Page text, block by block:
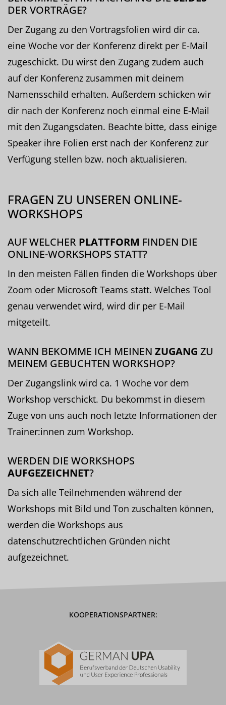
DER VORTRÄGE?
Der Zugang zu den Vortragsfolien wird dir ca.
eine Woche vor der Konferenz direkt per E-Mail
zugeschickt. Du wirst den Zugang zudem auch
auf der Konferenz zusammen mit deinem
Namensschild erhalten. Außerdem schicken wir
dir nach der Konferenz noch einmal eine E-Mail
mit den Zugangsdaten. Beachte bitte, dass einige
Speaker ihre Folien erst nach der Konferenz zur
Verfügung stellen bzw. noch aktualisieren.
FRAGEN ZU UNSEREN ONLINE-
WORKSHOPS
AUF WELCHER PLATTFORM FINDEN DIE
ONLINE-WORKSHOPS STATT?
In den meisten Fällen finden die Workshops über
Zoom oder Microsoft Teams statt. Welches Tool
genau verwendet wird, wird dir per E-Mail
mitgeteilt.
WANN BEKOMME ICH MEINEN ZUGANG ZU
MEINEM GEBUCHTEN WORKSHOP?
Der Zugangslink wird ca. 1 Woche vor dem
Workshop verschickt. Du bekommst in diesem
Zuge von uns auch noch letzte Informationen der
Trainer:innen zum Workshop.
WERDEN DIE WORKSHOPS
AUFGEZEICHNET?
Da sich alle Teilnehmenden während der
Workshops mit Bild und Ton zuschalten können,
werden die Workshops aus
datenschutzrechtlichen Gründen nicht
aufgezeichnet.
KOOPERATIONSPARTNER: